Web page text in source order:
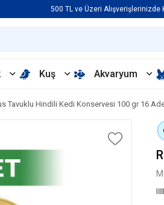
500 TL ve Üzeri Alışverişlerinizde
Kuş Akvaryum
Tavuklu Hindili Kedi Konservesi 100 gr 16